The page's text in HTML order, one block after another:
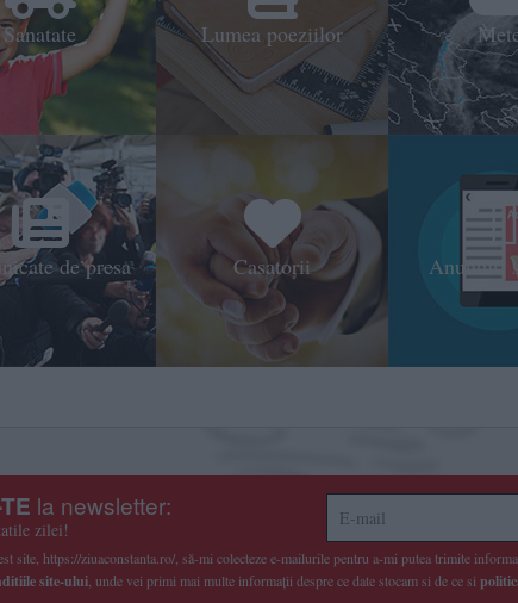
Sanatate Lumea poeziilor
de presa Casatorii Anunturi
la newsletter:
zilei!
site, https://ziuaconstanta.ro/, să-mi colecteze e-mailurile pentru a-mi putea trimite
site-ului , unde vei primi mai multe informaţii despre ce date stocam si de ce si